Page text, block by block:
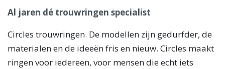
Al jaren dé trouwringen specialist
Circles trouwringen. De modellen zijn gedurfder, de
materialen en de ideeën fris en nieuw. Circles maakt
ringen voor iedereen, voor mensen die echt iets